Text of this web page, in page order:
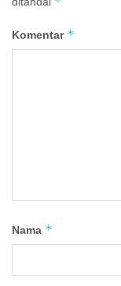
Komentar *
Nama *